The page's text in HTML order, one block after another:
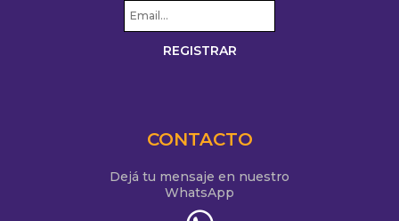
CONTACTO
Dejá tu mensaje en nuestro
WhatsApp